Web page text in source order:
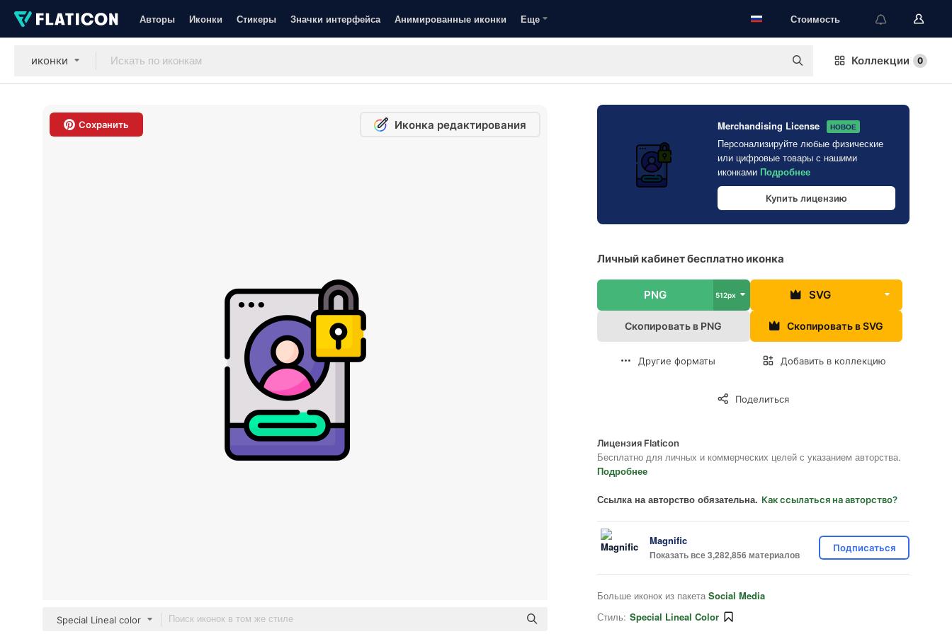
Авторы Иконки Стикеры Значки интерфейса Анимированные иконки Еще Стоимость
иконки Коллекции 0
Сохранить Иконка редактирования
Special Lineal color
Merchandising License НОВОЕ
Персонализируйте любые физические
или цифровые товары с нашими
иконками Подробнее
Купить лицензию
Личный кабинет бесплатно иконка
PNG 512px SVG
Скопировать в PNG Скопировать в SVG
Другие форматы Добавить в коллекцию
Поделиться
Лицензия Flaticon
Бесплатно для личных и коммерческих целей с указанием авторства.
Подробнее
Ссылка на авторство обязательна. Как ссылаться на авторство?
Magnific
Показать все 3,282,856 материалов
Подписаться
Больше иконок из пакета Social Media
Стиль: Special Lineal Color